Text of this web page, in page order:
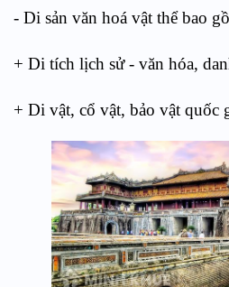
- Di sản văn hoá vật thể bao
+ Di tích lịch sử - văn hóa,
+ Di vật, cổ vật, bảo vật quốc